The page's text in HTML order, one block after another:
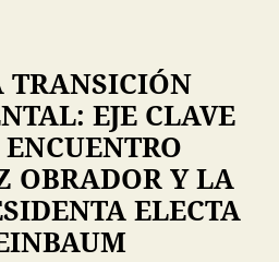
TRANSICIÓN
EJE CLAVE
OBRADOR Y LA
ELECTA